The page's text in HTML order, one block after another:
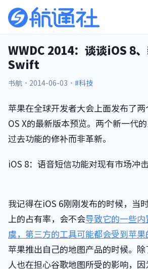
WWDC 2014：谈谈iOS 8
Swift
书航 · 2014-06-03 · #科技
苹果在全球开发者大会上面发布了
OS X的最新版本预览。两个新一代
过去功能的修补而非革新。
iOS 8：语音短信功能对现有市场冲
我记得在iOS 6刚刚发布的时候，当
上的占有率，会不会导致它的一些
虞，第三方的工具可能都会受到苹
苹果推出自己的地图产品的时候。
人也在担心谷歌地图所受的影响，